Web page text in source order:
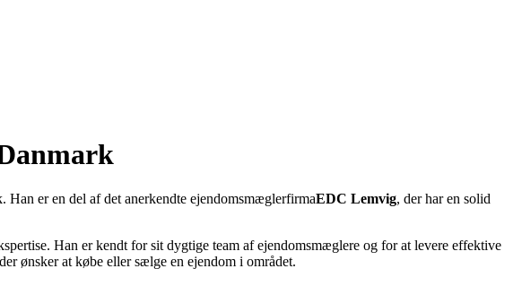
er en del af det anerkendte ejendomsmæglerfirmaEDC Lemvig, der har en solid
Han er kendt for sit dygtige team af ejendomsmæglere og for at levere effektive
ønsker at købe eller sælge en ejendom i området.